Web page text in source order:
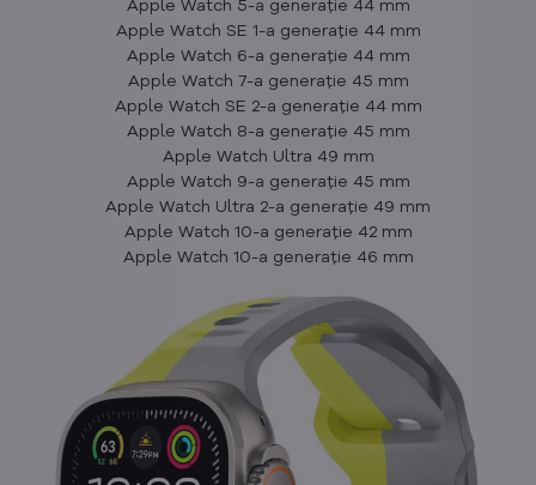
Apple Watch 5-a generație 44 mm
Apple Watch SE 1-a generație 44 mm
Apple Watch 6-a generație 44 mm
Apple Watch 7-a generație 45 mm
Apple Watch SE 2-a generație 44 mm
Apple Watch 8-a generație 45 mm
Apple Watch Ultra 49 mm
Apple Watch 9-a generație 45 mm
Apple Watch Ultra 2-a generație 49 mm
Apple Watch 10-a generație 42 mm
Apple Watch 10-a generație 46 mm